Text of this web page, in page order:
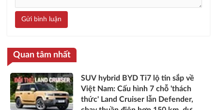
Gửi bình luận
Quan tâm nhất
SUV hybrid BYD Ti7 lộ tin sắp về
Việt Nam: Cấu hình 7 chỗ 'thách
thức' Land Cruiser lẫn Defender,